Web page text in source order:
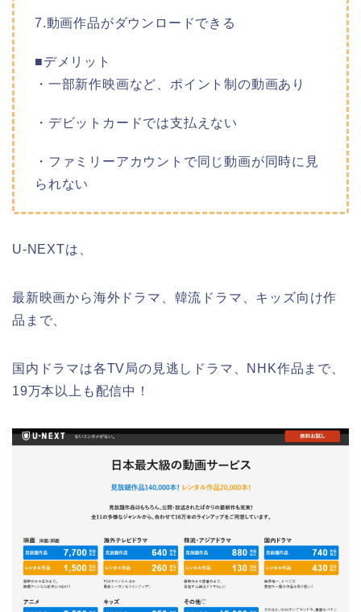
7.動画作品がダウンロードできる
■デメリット
・一部新作映画など、ポイント制の動画あり
・デビットカードでは支払えない
・ファミリーアカウントで同じ動画が同時に見
られない
U-NEXTは、
最新映画から海外ドラマ、韓流ドラマ、キッズ向け作
品まで、
国内ドラマは各TV局の見逃しドラマ、NHK作品まで、
19万本以上も配信中！